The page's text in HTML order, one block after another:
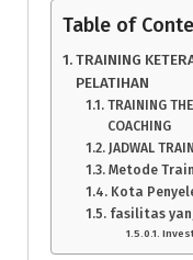
Table of
TRAINING
PELATIHAN
TRAINING
COACHING
JADWAL
Metode
Kota
fasilitas